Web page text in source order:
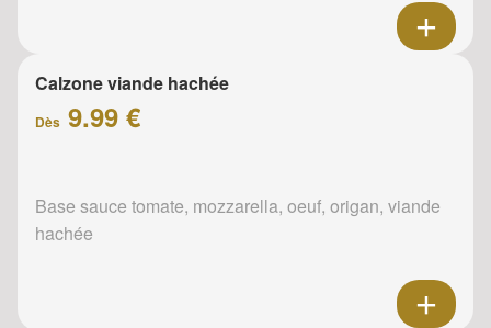
Calzone viande hachée
Dès 9.99 €
Base sauce tomate, mozzarella, oeuf, origan, viande
hachée